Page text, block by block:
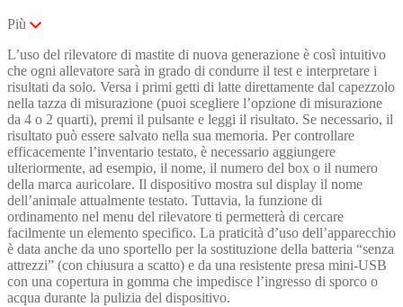
Più
L’uso del rilevatore di mastite di nuova generazione è così intuitivo
che ogni allevatore sarà in grado di condurre il test e interpretare i
risultati da solo. Versa i primi getti di latte direttamente dal capezzolo
nella tazza di misurazione (puoi scegliere l’opzione di misurazione
da 4 o 2 quarti), premi il pulsante e leggi il risultato. Se necessario, il
risultato può essere salvato nella sua memoria. Per controllare
efficacemente l’inventario testato, è necessario aggiungere
ulteriormente, ad esempio, il nome, il numero del box o il numero
della marca auricolare. Il dispositivo mostra sul display il nome
dell’animale attualmente testato. Tuttavia, la funzione di
ordinamento nel menu del rilevatore ti permetterà di cercare
facilmente un elemento specifico. La praticità d’uso dell’apparecchio
è data anche da uno sportello per la sostituzione della batteria “senza
attrezzi” (con chiusura a scatto) e da una resistente presa mini-USB
con una copertura in gomma che impedisce l’ingresso di sporco o
acqua durante la pulizia del dispositivo.